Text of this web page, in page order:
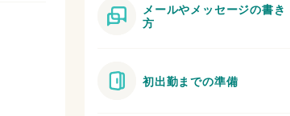
メールやメッセージの書き
方
初出勤までの準備